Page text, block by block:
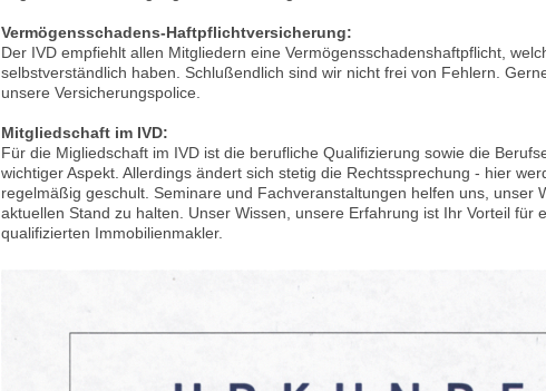
Vermögensschadens-Haftpflichtversicherung:
Der IVD empfiehlt allen Mitgliedern eine Vermögensschadenshaftpflicht,
selbstverständlich haben. Schlußendlich sind wir nicht frei von Fehlern.
unsere Versicherungspolice.
Mitgliedschaft im IVD:
Für die Migliedschaft im IVD ist die berufliche Qualifizierung sowie die
wichtiger Aspekt. Allerdings ändert sich stetig die Rechtssprechung - hier
regelmäßig geschult. Seminare und Fachveranstaltungen helfen uns, unser
aktuellen Stand zu halten. Unser Wissen, unsere Erfahrung ist Ihr Vorteil für
qualifizierten Immobilienmakler.